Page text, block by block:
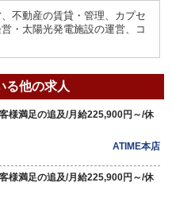
不動産の賃貸・管理、カプセ
・太陽光発電施設の運営、コ
る他の求人
様満足の追及/月給225,900円～/休
ATIME本店
様満足の追及/月給225,900円～/休